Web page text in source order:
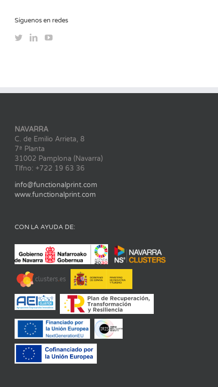
Síguenos en redes
NAVARRA
C. de Emilio Arrieta, 8
7ª Planta
31002 Pamplona (Navarra)
Tlfno: +722 19 63 36
info@functionalprint.com
www.functionalprint.com
CON LA AYUDA DE: